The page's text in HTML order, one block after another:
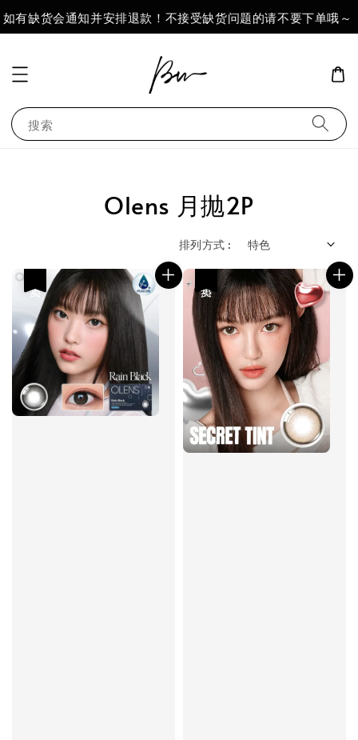
会通知并安排退款！不接受缺货问题的请不要下单哦～
搜索
Olens 月抛2P
排列方式 :